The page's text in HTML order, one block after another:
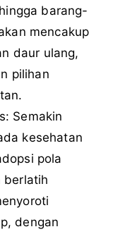
barang-
mencakup
daur ulang,
pilihan
Semakin
kesehatan
pola
berlatih
dengan